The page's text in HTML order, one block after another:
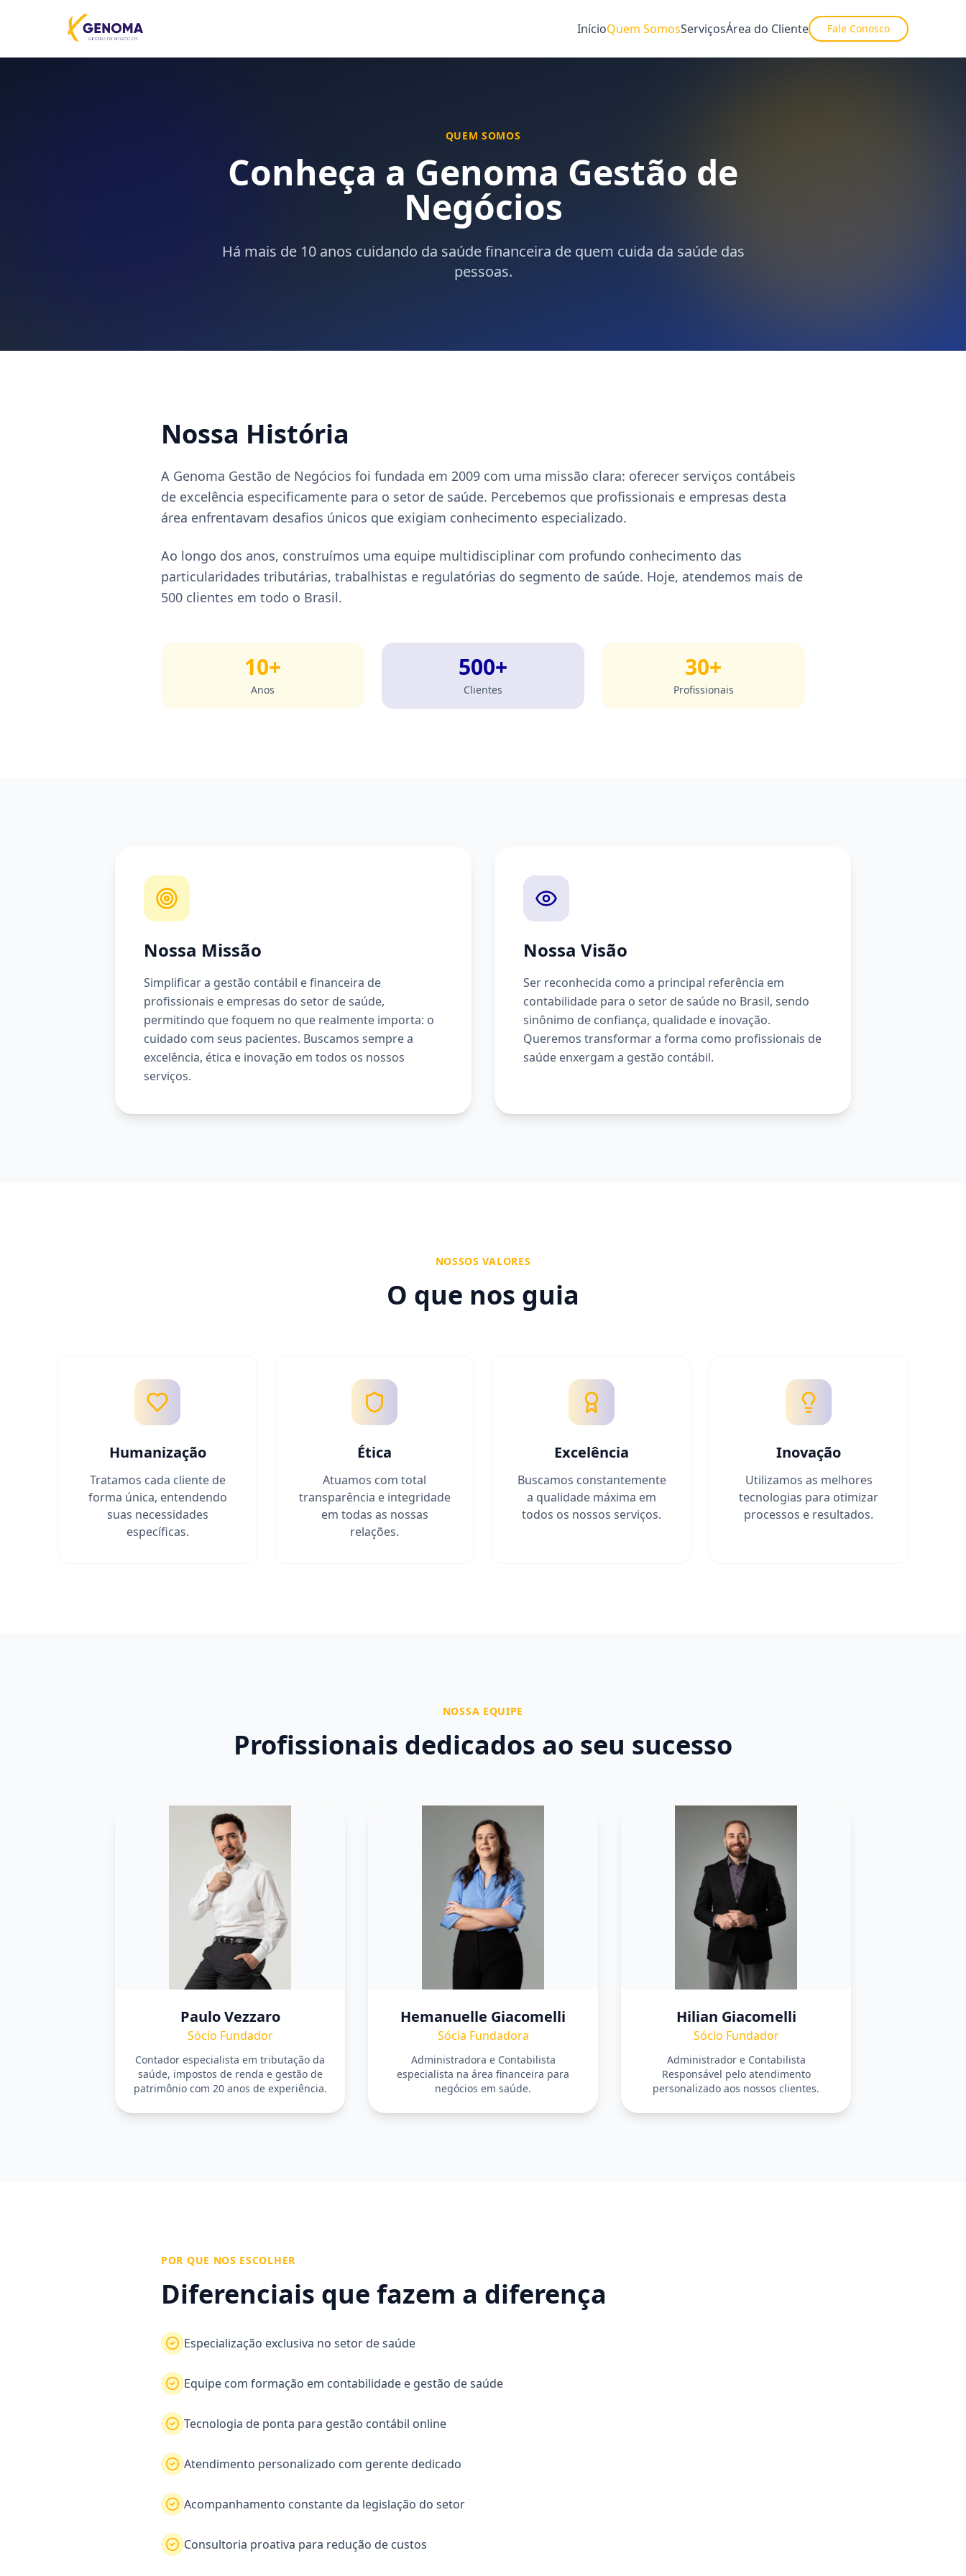
InícioQuem SomosServiçosÁrea do Cliente Fale Conosco
QUEM SOMOS
Conheça a Genoma Gestão de
Negócios
Há mais de 10 anos cuidando da saúde financeira de quem cuida da saúde das
pessoas.
Nossa História
A Genoma Gestão de Negócios foi fundada em 2009 com uma missão clara: oferecer serviços contábeis
de excelência especificamente para o setor de saúde. Percebemos que profissionais e empresas desta
área enfrentavam desafios únicos que exigiam conhecimento especializado.
Ao longo dos anos, construímos uma equipe multidisciplinar com profundo conhecimento das
particularidades tributárias, trabalhistas e regulatórias do segmento de saúde. Hoje, atendemos mais de
500 clientes em todo o Brasil.
10+
Anos
500+
Clientes
30+
Profissionais
Nossa Missão
Simplificar a gestão contábil e financeira de
profissionais e empresas do setor de saúde,
permitindo que foquem no que realmente importa: o
cuidado com seus pacientes. Buscamos sempre a
excelência, ética e inovação em todos os nossos
serviços.
Nossa Visão
Ser reconhecida como a principal referência em
contabilidade para o setor de saúde no Brasil, sendo
sinônimo de confiança, qualidade e inovação.
Queremos transformar a forma como profissionais de
saúde enxergam a gestão contábil.
NOSSOS VALORES
O que nos guia
Humanização
Tratamos cada cliente de
forma única, entendendo
suas necessidades
específicas.
Ética
Atuamos com total
transparência e integridade
em todas as nossas
relações.
Excelência
Buscamos constantemente
a qualidade máxima em
todos os nossos serviços.
Inovação
Utilizamos as melhores
tecnologias para otimizar
processos e resultados.
NOSSA EQUIPE
Profissionais dedicados ao seu sucesso
Paulo Vezzaro
Sócio Fundador
Contador especialista em tributação da
saúde, impostos de renda e gestão de
patrimônio com 20 anos de experiência.
Hemanuelle Giacomelli
Sócia Fundadora
Administradora e Contabilista
especialista na área financeira para
negócios em saúde.
Hilian Giacomelli
Sócio Fundador
Administrador e Contabilista
Responsável pelo atendimento
personalizado aos nossos clientes.
POR QUE NOS ESCOLHER
Diferenciais que fazem a diferença
Especialização exclusiva no setor de saúde
Equipe com formação em contabilidade e gestão de saúde
Tecnologia de ponta para gestão contábil online
Atendimento personalizado com gerente dedicado
Acompanhamento constante da legislação do setor
Consultoria proativa para redução de custos